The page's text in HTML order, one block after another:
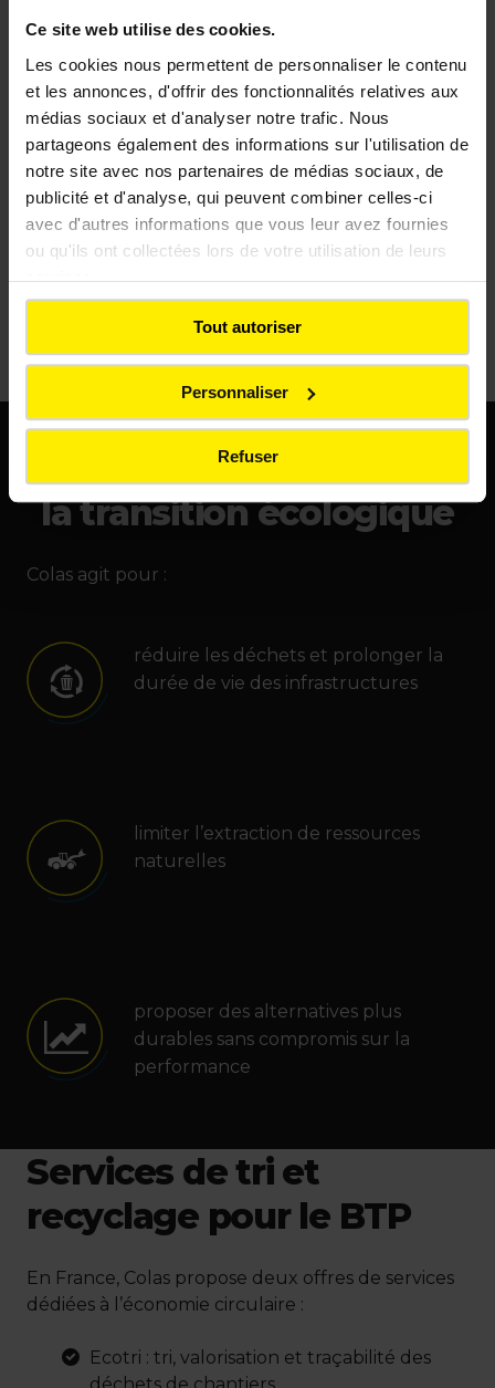
Ce site web utilise des cookies.
Les cookies nous permettent de personnaliser le contenu
et les annonces, d'offrir des fonctionnalités relatives aux
médias sociaux et d'analyser notre trafic. Nous
partageons également des informations sur l'utilisation de
notre site avec nos partenaires de médias sociaux, de
publicité et d'analyse, qui peuvent combiner celles-ci
avec d'autres informations que vous leur avez fournies
ou qu'ils ont collectées lors de votre utilisation de leurs
services.
Tout autoriser
Personnaliser
Refuser
(verrerie, céramique,… ) comme substituts
Une démarche
industrielle au service de
la transition écologique
Colas agit pour :
réduire les déchets et prolonger la
durée de vie des infrastructures
limiter l’extraction de ressources
naturelles
proposer des alternatives plus
durables sans compromis sur la
performance
Services de tri et
recyclage pour le BTP
En France, Colas propose deux offres de services
dédiées à l’économie circulaire :
Ecotri : tri, valorisation et traçabilité des